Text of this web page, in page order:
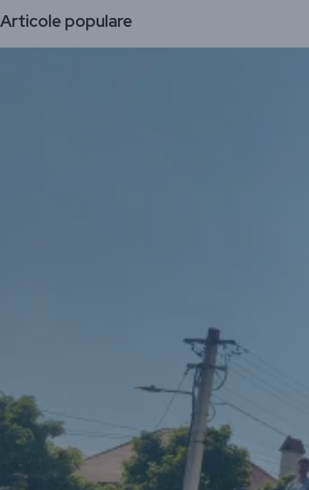
Articole populare